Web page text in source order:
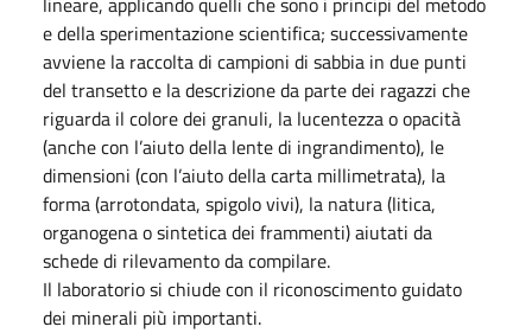
e della sperimentazione scientifica; successivamente
avviene la raccolta di campioni di sabbia in due punti
del transetto e la descrizione da parte dei ragazzi che
riguarda il colore dei granuli, la lucentezza o opacità
(anche con l’aiuto della lente di ingrandimento), le
dimensioni (con l’aiuto della carta millimetrata), la
forma (arrotondata, spigolo vivi), la natura (litica,
organogena o sintetica dei frammenti) aiutati da
schede di rilevamento da compilare.
Il laboratorio si chiude con il riconoscimento guidato
dei minerali più importanti.